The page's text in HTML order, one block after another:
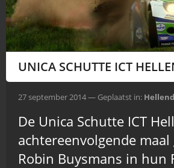
UNICA SCHUTTE ICT
27 september 2014 — Geplaatst in:
De Unica Schutte ICT
achtereenvolgende
Robin Buysmans in hun